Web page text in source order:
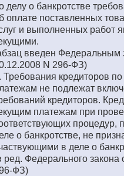
делу о банкротстве
оплате поставленных
и выполненных работ
введен Федеральным
N 296-ФЗ)
Требования кредиторов
не подлежат
кредиторов.
платежам при
процедур,
о банкротстве, не
в деле о
ред. Федерального закона
ФЗ)